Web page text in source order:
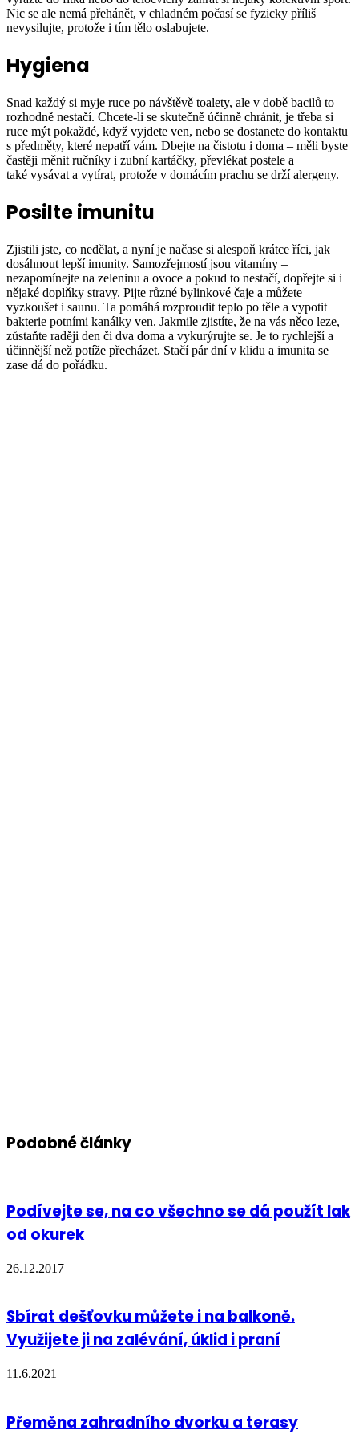
Nic se ale nemá přehánět, v chladném počasí se fyzicky příliš
nevysilujte, protože i tím tělo oslabujete.
Hygiena
Snad každý si myje ruce po návštěvě toalety, ale v době bacilů to
rozhodně nestačí. Chcete-li se skutečně účinně chránit, je třeba si
ruce mýt pokaždé, když vyjdete ven, nebo se dostanete do kontaktu
s předměty, které nepatří vám. Dbejte na čistotu i doma – měli byste
častěji měnit ručníky i zubní kartáčky, převlékat postele a
také vysávat a vytírat, protože v domácím prachu se drží alergeny.
Posilte imunitu
Zjistili jste, co nedělat, a nyní je načase si alespoň krátce říci, jak
dosáhnout lepší imunity. Samozřejmostí jsou vitamíny –
nezapomínejte na zeleninu a ovoce a pokud to nestačí, dopřejte si i
nějaké doplňky stravy. Pijte různé bylinkové čaje a můžete
vyzkoušet i saunu. Ta pomáhá rozproudit teplo po těle a vypotit
bakterie potními kanálky ven. Jakmile zjistíte, že na vás něco leze,
zůstaňte raději den či dva doma a vykurýrujte se. Je to rychlejší a
účinnější než potíže přecházet. Stačí pár dní v klidu a imunita se
zase dá do pořádku.
Podobné články
Podívejte se, na co všechno se dá použít lak
od okurek
26.12.2017
Sbírat dešťovku můžete i na balkoně.
Využijete ji na zalévání, úklid i praní
11.6.2021
Přeměna zahradního dvorku a terasy